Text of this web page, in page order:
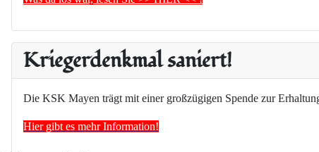
Kriegerdenkmal saniert!
Die KSK Mayen trägt mit einer großzügigen Spende zur
Hier gibt es mehr Information!